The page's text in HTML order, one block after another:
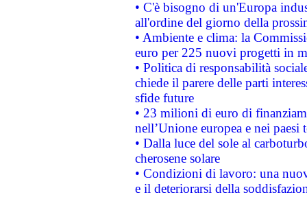
• C'è bisogno di un'Europa
all'ordine del giorno della
• Ambiente e clima: la
euro per 225 nuovi progetti in
• Politica di responsabilità
chiede il parere delle parti
sfide future
• 23 milioni di euro di
nell’Unione europea e nei paesi
• Dalla luce del sole al
cherosene solare
• Condizioni di lavoro: una
e il deteriorarsi della